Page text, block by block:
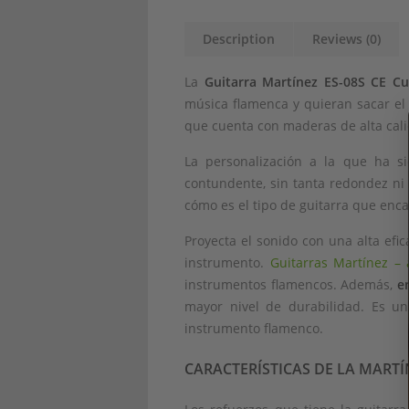
Description Reviews (0)
La Guitarra Martínez ES-08S CE
música flamenca y quieran sacar
que cuenta con maderas de alta
La personalización a la que ha
contundente, sin tanta redondez
cómo es el tipo de guitarra que
Proyecta el sonido con una alta
instrumento. Guitarras Martínez –
instrumentos flamencos. Además,
mayor nivel de durabilidad. Es
instrumento flamenco.
CARACTERÍSTICAS DE LA